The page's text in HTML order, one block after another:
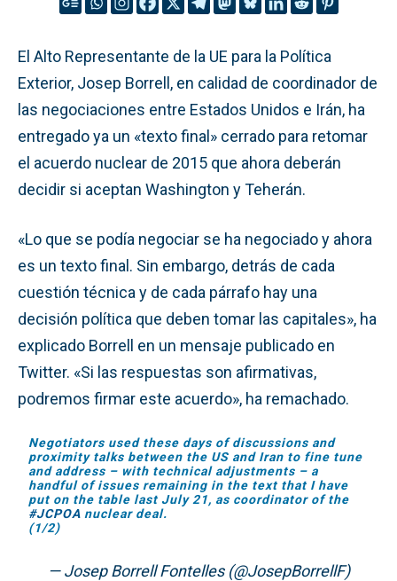
El Alto Representante de la UE para la Política
Exterior, Josep Borrell, en calidad de coordinador de
las negociaciones entre Estados Unidos e Irán, ha
entregado ya un «texto final» cerrado para retomar
el acuerdo nuclear de 2015 que ahora deberán
decidir si aceptan Washington y Teherán.
«Lo que se podía negociar se ha negociado y ahora
es un texto final. Sin embargo, detrás de cada
cuestión técnica y de cada párrafo hay una
decisión política que deben tomar las capitales», ha
explicado Borrell en un mensaje publicado en
Twitter. «Si las respuestas son afirmativas,
podremos firmar este acuerdo», ha remachado.
Negotiators used these days of discussions and
proximity talks between the US and Iran to fine tune
and address – with technical adjustments – a
handful of issues remaining in the text that I have
put on the table last July 21, as coordinator of the
#JCPOA nuclear deal.
(1/2)
— Josep Borrell Fontelles (@JosepBorrellF)